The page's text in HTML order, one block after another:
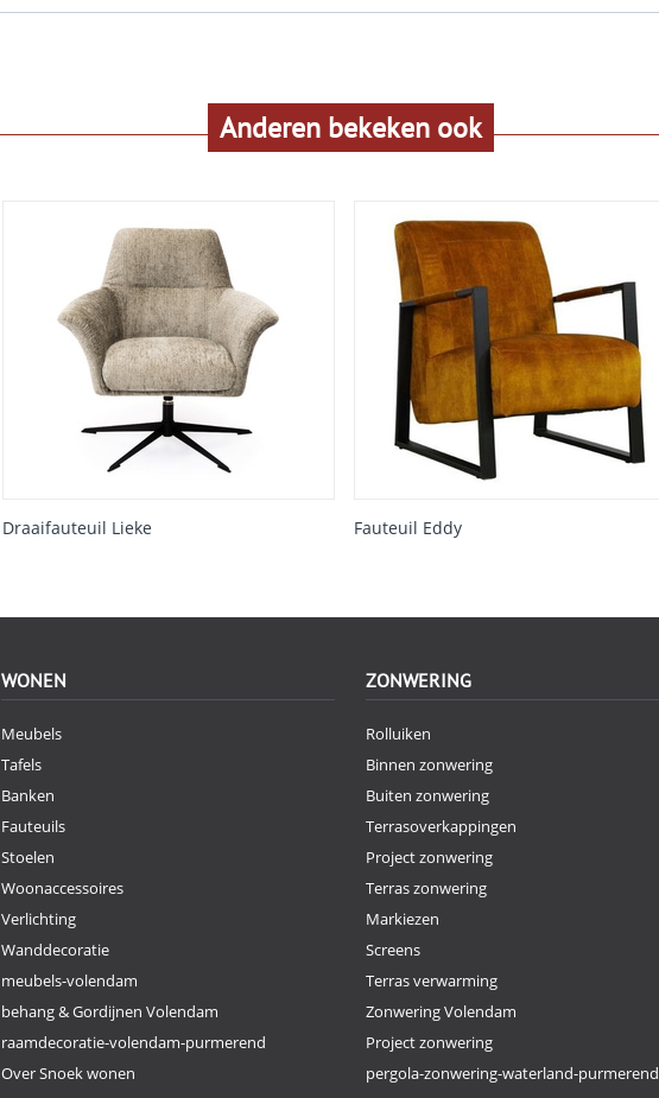
Anderen bekeken ook
Draaifauteuil Lieke Fauteuil Eddy
WONEN
Meubels
Tafels
Banken
Fauteuils
Stoelen
Woonaccessoires
Verlichting
Wanddecoratie
meubels-volendam
behang & Gordijnen Volendam
raamdecoratie-volendam-purmerend
Over Snoek wonen
ZONWERING
Rolluiken
Binnen zonwering
Buiten zonwering
Terrasoverkappingen
Project zonwering
Terras zonwering
Markiezen
Screens
Terras verwarming
Zonwering Volendam
Project zonwering
pergola-zonwering-waterland-purmerend